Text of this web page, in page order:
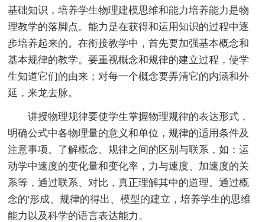
基础知识，培养学生物理建模思维和能力培养能力是物
理教学的落脚点。能力是在获得和运用知识的过程中逐
步培养起来的。在衔接教学中，首先要加强基本概念和
基本规律的教学。要重视概念和规律的建立过程，使学
生知道它们的由来；对每一个概念要弄清它的内涵和外
延，来龙去脉。
讲授物理规律要使学生掌握物理规律的表达形式，
明确公式中各物理量的意义和单位，规律的适用条件及
注意事项。了解概念、规律之间的区别与联系，如：运
动学中速度的变化量和变化率，力与速度、加速度的关
系等，通过联系、对比，真正理解其中的道理。通过概
念的'形成、规律的得出、模型的建立，培养学生的思维
能力以及科学的语言表达能力。